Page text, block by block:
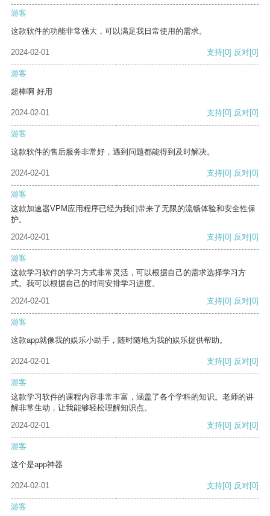
游客
这款软件的功能非常强大，可以满足我日常使用的需求。
2024-02-01 支持[0] 反对[0]
游客
超棒啊 好用
2024-02-01 支持[0] 反对[0]
游客
这款软件的售后服务非常好，遇到问题都能得到及时解决。
2024-02-01 支持[0] 反对[0]
游客
这款加速器VPM应用程序已经为我们带来了无限的流畅体验和安全性保
护。
2024-02-01
支持[0] 反对[0]
游客
这款学习软件的学习方式非常灵活，可以根据自己的需求选择学习方
式。我可以根据自己的时间安排学习进度。
2024-02-01
支持[0] 反对[0]
游客
这款app就像我的娱乐小助手，随时随地为我的娱乐提供帮助。
2024-02-01 支持[0] 反对[0]
游客
这款学习软件的课程内容非常丰富，涵盖了各个学科的知识。老师的讲
解非常生动，让我能够轻松理解知识点。
2024-02-01
支持[0] 反对[0]
游客
这个是app神器
2024-02-01 支持[0] 反对[0]
游客